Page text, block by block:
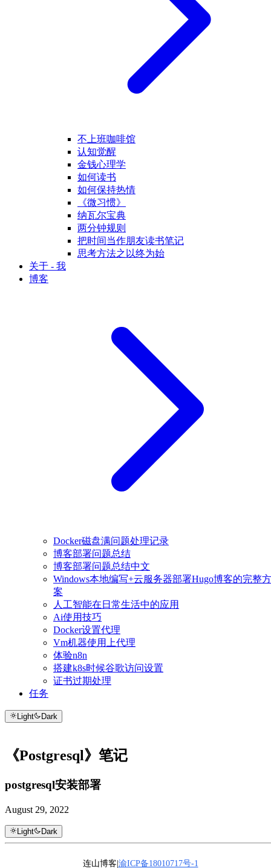
不上班咖啡馆
认知觉醒
金钱心理学
如何读书
如何保持热情
《微习惯》
纳瓦尔宝典
两分钟规则
把时间当作朋友读书笔记
思考方法之以终为始
关于 - 我
博客
Docker磁盘满问题处理记录
博客部署问题总结
博客部署问题总结中文
Windows本地编写+云服务器部署Hugo博客的完整方
案
人工智能在日常生活中的应用
Ai使用技巧
Docker设置代理
Vm机器使用上代理
体验n8n
搭建k8s时候谷歌访问设置
证书过期处理
任务
Light Dark
《Postgresql》笔记
postgresql安装部署
August 29, 2022
Light Dark
连山博客|渝ICP备18010717号-1